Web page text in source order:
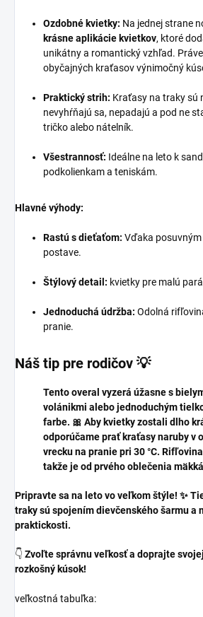
Ozdobné kvietky: Na jednej strane
krásne aplikácie kvietkov, ktoré
unikátny a romantický vzhľad.
obyčajných kraťasov výnimočný
Praktický strih: Kraťasy na traky sú
nevyhŕňajú sa, nepadajú a pod ne
tričko alebo nátelník.
Všestrannosť: Ideálne na leto k
podkolienkam a teniskám.
Hlavné výhody:
Rastú s dieťaťom: Vďaka
postave.
Štýlový detail: kvietky pre malú
Jednoduchá údržba: Odolná
pranie.
Náš tip pre rodičov 💡
Tento overal vyzerá úžasne s
volánikmi alebo jednoduchým
farbe. 🎀 Aby kvietky zostali dlho
odporúčame prať kraťasy naruby v
vrecku na pranie pri 30 °C.
takže je od prvého oblečenia
Pripravte sa na leto vo veľkom štýle! ✨
traky sú spojením dievčenského šarmu a
praktickosti.
👇 Zvoľte správnu veľkosť a doprajte
rozkošný kúsok!
veľkostná tabuľka: